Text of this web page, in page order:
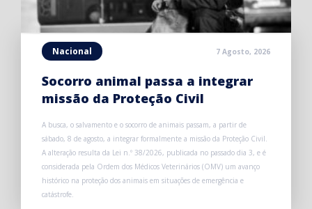
Nacional 7 Agosto, 2026
Socorro animal passa a integrar
missão da Proteção Civil
A busca, o salvamento e o socorro de animais passam, a partir de
sábado, 8 de agosto, a integrar formalmente a missão da Proteção Civil.
A alteração resulta da Lei n.º 38/2026, publicada no passado dia 3, e é
considerada pela Ordem dos Médicos Veterinários (OMV) um avanço
histórico na proteção dos animais em situações de emergência e
catástrofe.